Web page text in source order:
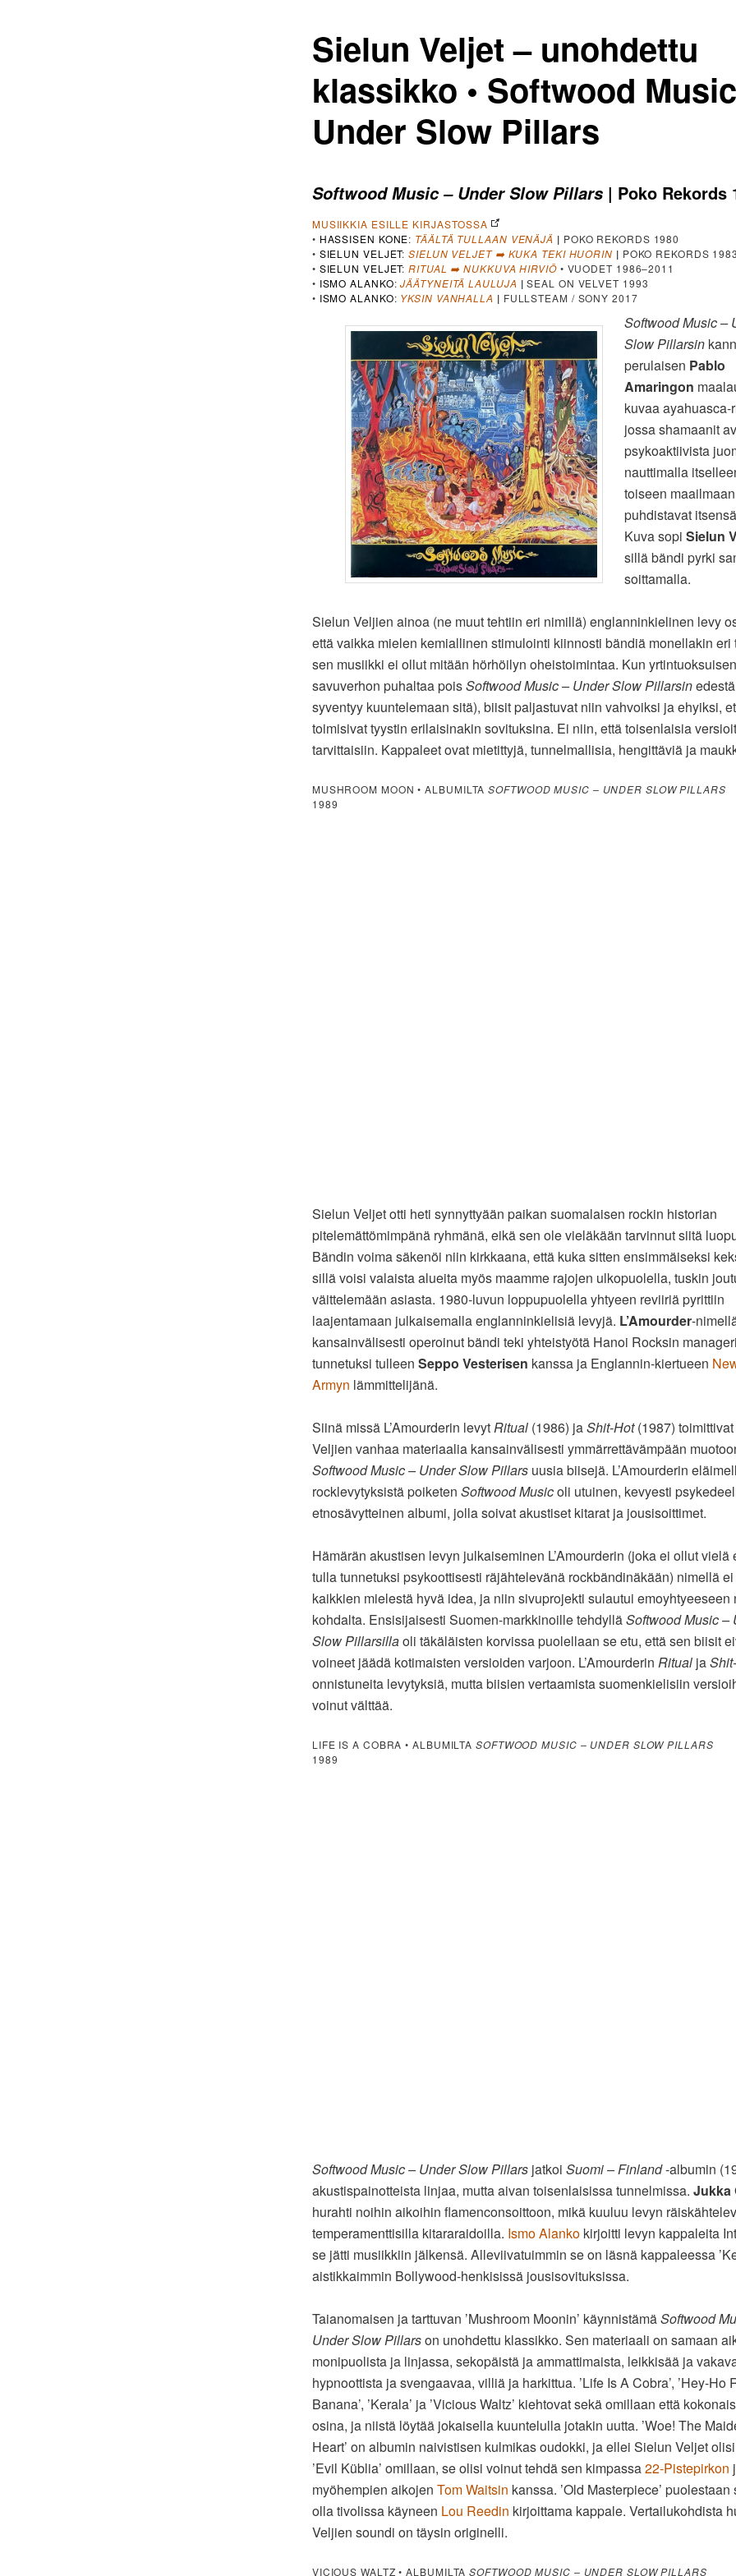
Sielun Veljet – unohdettu
klassikko • Softwood
Under Slow Pillars
Softwood Music – Under Slow Pillars| Poko Rekords
MUSIIKKIA ESILLE KIRJASTOSSA
• HASSISEN KONE: TÄÄLTÄ TULLAAN VENÄJÄ | POKO REKORDS 1980
• SIELUN VELJET:SIELUN VELJET ➡️ KUKA TEKI HUORIN | POKO REKORDS
• SIELUN VELJET:RITUAL ➡️ NUKKUVA HIRVIÖ• VUODET 1986–2011
• ISMO ALANKO:JÄÄTYNEITÄ LAULUJA | SEAL ON VELVET 1993
• ISMO ALANKO: YKSIN VANHALLA | FULLSTEAM / SONY 2017
Softwood Music –
Slow Pillarsin
perulaisen Pablo
Amaringon
kuvaa ayahuasca-
jossa shamaanit
psykoaktiivista
nauttimalla
toiseen
puhdistavat
Kuva sopi Sielun
sillä bändi pyrki
soittamalla.
Sielun Veljien ainoa (ne muut tehtiin eri nimillä) englanninkielinen levy
että vaikka mielen kemiallinen stimulointi kiinnosti bändiä monellakin eri
sen musiikki ei ollut mitään hörhöilyn oheistoimintaa. Kun yrtintuoksuisen
savuverhon puhaltaa poisSoftwood Music – Under Slow Pillarsin
syventyy kuuntelemaan sitä), biisit paljastuvat niin vahvoiksi ja ehyiksi,
toimisivat tyystin erilaisinakin sovituksina. Ei niin, että toisenlaisia
tarvittaisiin. Kappaleet ovat mietittyjä, tunnelmallisia, hengittäviä ja
MUSHROOM MOON • ALBUMILTASOFTWOOD MUSIC – UNDER SLOW PILLARS
1989
Sielun Veljet otti heti synnyttyään paikan suomalaisen rockin historian
pitelemättömimpänä ryhmänä, eikä sen ole vieläkään tarvinnut siitä
Bändin voima säkenöi niin kirkkaana, että kuka sitten ensimmäiseksi
sillä voisi valaista alueita myös maamme rajojen ulkopuolella, tuskin
väittelemään asiasta. 1980-luvun loppupuolella yhtyeen reviiriä pyrittiin
laajentamaan julkaisemalla englanninkielisiä levyjä. L’Amourder-
kansainvälisesti operoinut bändi teki yhteistyötä Hanoi Rocksin
tunnetuksi tulleen Seppo Vesterisen kanssa ja Englannin-kiertueen
Armyn lämmittelijänä.
Siinä missä L’Amourderin levytRitual(1986) jaShit-Hot(1987)
Veljien vanhaa materiaalia kansainvälisesti ymmärrettävämpään
Softwood Music – Under Slow Pillarsuusia biisejä. L’Amourderin
rocklevytyksistä poiketen Softwood Musicoli utuinen, kevyesti
etnosävytteinen albumi, jolla soivat akustiset kitarat ja jousisoittimet.
Hämärän akustisen levyn julkaiseminen L’Amourderin (joka ei ollut vielä
tulla tunnetuksi psykoottisesti räjähtelevänä rockbändinäkään) nimellä
kaikkien mielestä hyvä idea, ja niin sivuprojekti sulautui emoyhtyeeseen
kohdalta. Ensisijaisesti Suomen-markkinoille tehdylläSoftwood Music –
Slow Pillarsillaoli täkäläisten korvissa puolellaan se etu, että sen biisit
voineet jäädä kotimaisten versioiden varjoon. L’Amourderin Ritualja
onnistuneita levytyksiä, mutta biisien vertaamista suomenkielisiin
voinut välttää.
LIFE IS A COBRA • ALBUMILTASOFTWOOD MUSIC – UNDER SLOW PILLARS
1989
Softwood Music – Under Slow Pillarsjatkoi Suomi – Finland-albumin
akustispainotteista linjaa, mutta aivan toisenlaisissa tunnelmissa. Jukka
hurahti noihin aikoihin flamenconsoittoon, mikä kuuluu levyn
temperamenttisilla kitararaidoilla. Ismo Alankokirjoitti levyn kappaleita
se jätti musiikkiin jälkensä. Alleviivatuimmin se on läsnä kappaleessa
aistikkaimmin Bollywood-henkisissä jousisovituksissa.
Taianomaisen ja tarttuvan ’Mushroom Moonin’ käynnistämäSoftwood
Under Slow Pillarson unohdettu klassikko. Sen materiaali on samaan
monipuolista ja linjassa, sekopäistä ja ammattimaista, leikkisää ja
hypnoottista ja svengaavaa, villiä ja harkittua. ’Life Is A Cobra’, ’Hey-Ho
Banana’, ’Kerala’ ja ’Vicious Waltz’ kiehtovat sekä omillaan että
osina, ja niistä löytää jokaisella kuuntelulla jotakin uutta. ’Woe! The
Heart’ on albumin naivistisen kulmikas oudokki, ja ellei Sielun Veljet
’Evil Küblia’ omillaan, se olisi voinut tehdä sen kimpassa22-Pistepirkon
myöhempien aikojen Tom Waitsin kanssa. ’Old Masterpiece’ puolestaan
olla tivolissa käyneen Lou Reedin kirjoittama kappale. Vertailukohdista
Veljien soundi on täysin originelli.
VICIOUS WALTZ • ALBUMILTASOFTWOOD MUSIC – UNDER SLOW PILLARS